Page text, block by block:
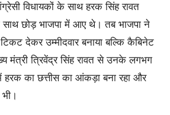
विधायकों के साथ हरक सिंह रावत
साथ छोड़ भाजपा में आए थे। तब भाजपा ने
टिकट देकर उम्मीदवार बनाया बल्कि कैबिनेट
मंत्री त्रिवेंद्र सिंह रावत से उनके लगभग
हरक का छत्तीस का आंकड़ा बना रहा और